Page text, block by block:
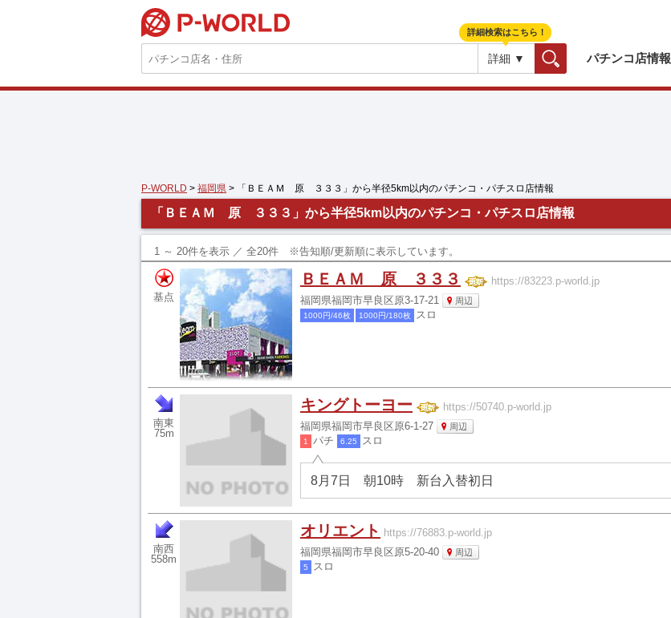
詳細 ▼ パチンコ店情報
詳細検索はこちら！
P-WORLD > 福岡県 > 「ＢＥＡＭ 原 ３３３」から半径5km以内のパチンコ・パチスロ店情報
「ＢＥＡＭ 原 ３３３」から半径5km以内のパチンコ・パチスロ店情報
1 ～ 20件を表示 ／ 全20件 ※告知順/更新順に表示しています。
基点
ＢＥＡＭ 原 ３３３ https://83223.p-world.jp
福岡県福岡市早良区原3-17-21 周辺
1000円/46枚 1000円/180枚 スロ
南東
75m
キングトーヨー https://50740.p-world.jp
福岡県福岡市早良区原6-1-27 周辺
1 パチ 6.25 スロ
8月7日 朝10時 新台入替初日
南西
558m
オリエント https://76883.p-world.jp
福岡県福岡市早良区原5-20-40 周辺
5 スロ